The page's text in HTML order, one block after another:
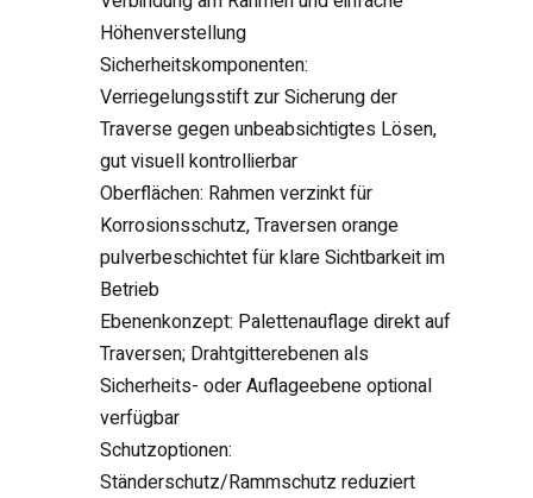
Höhenverstellung
Sicherheitskomponenten:
Verriegelungsstift zur Sicherung der
Traverse gegen unbeabsichtigtes Lösen,
gut visuell kontrollierbar
Oberflächen: Rahmen verzinkt für
Korrosionsschutz, Traversen orange
pulverbeschichtet für klare Sichtbarkeit im
Betrieb
Ebenenkonzept: Palettenauflage direkt auf
Traversen; Drahtgitterebenen als
Sicherheits- oder Auflageebene optional
verfügbar
Schutzoptionen:
Ständerschutz/Rammschutz reduziert